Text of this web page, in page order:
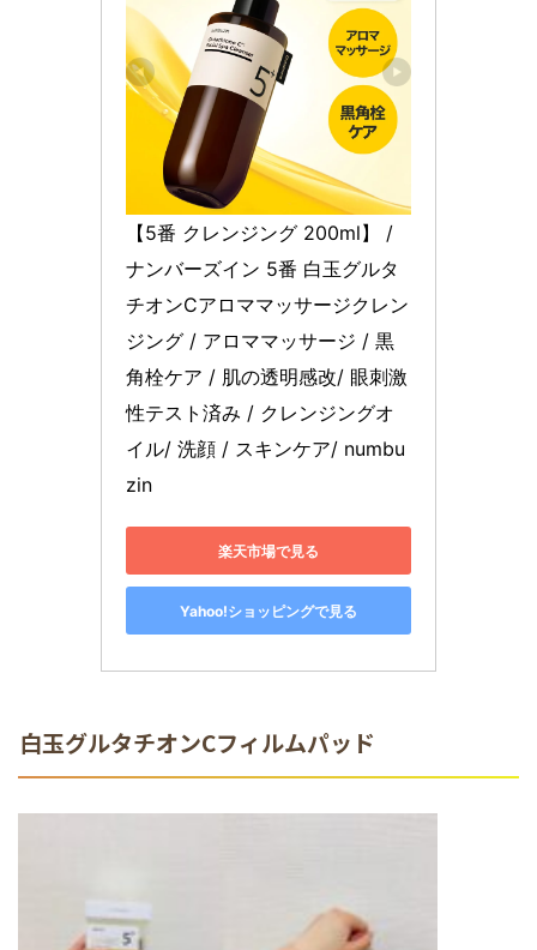
【5番 クレンジング 200ml】 /
ナンバーズイン 5番 白玉グルタ
チオンCアロママッサージクレン
ジング / アロママッサージ / 黒
角栓ケア / 肌の透明感改/ 眼刺激
性テスト済み / クレンジングオ
イル/ 洗顔 / スキンケア/ numbu
zin
楽天市場で見る
Yahoo!ショッピングで見る
白玉グルタチオンCフィルムパッド